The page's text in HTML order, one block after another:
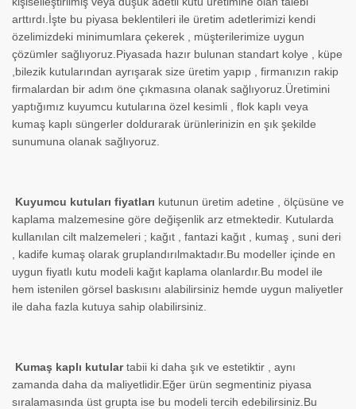
arttırdı.İşte bu piyasa beklentileri ile üretim adetlerimizi kendi
özelimizdeki minimumlara çekerek , müşterilerimize uygun
çözümler sağlıyoruz.Piyasada hazır bulunan standart kolye , küpe
,bilezik kutularından ayrışarak size üretim yapıp , firmanızın rakip
firmalardan bir adım öne çıkmasına olanak sağlıyoruz.Üretimini
yaptığımız kuyumcu kutularına özel kesimli , flok kaplı veya
kumaş kaplı süngerler doldurarak ürünlerinizin en şık şekilde
sunumuna olanak sağlıyoruz.
Kuyumcu kutuları fiyatları kutunun üretim adetine , ölçüsüne ve
kaplama malzemesine göre değişenlik arz etmektedir. Kutularda
kullanılan cilt malzemeleri ; kağıt , fantazi kağıt , kumaş , suni deri
, kadife kumaş olarak gruplandırılmaktadır.Bu modeller içinde en
uygun fiyatlı kutu modeli kağıt kaplama olanlardır.Bu model ile
hem istenilen görsel baskısını alabilirsiniz hemde uygun maliyetler
ile daha fazla kutuya sahip olabilirsiniz.
Kumaş kaplı kutulartabii ki daha şık ve estetiktir , aynı
zamanda daha da maliyetlidir.Eğer ürün segmentiniz piyasa
sıralamasında üst grupta ise bu modeli tercih edebilirsiniz.Bu